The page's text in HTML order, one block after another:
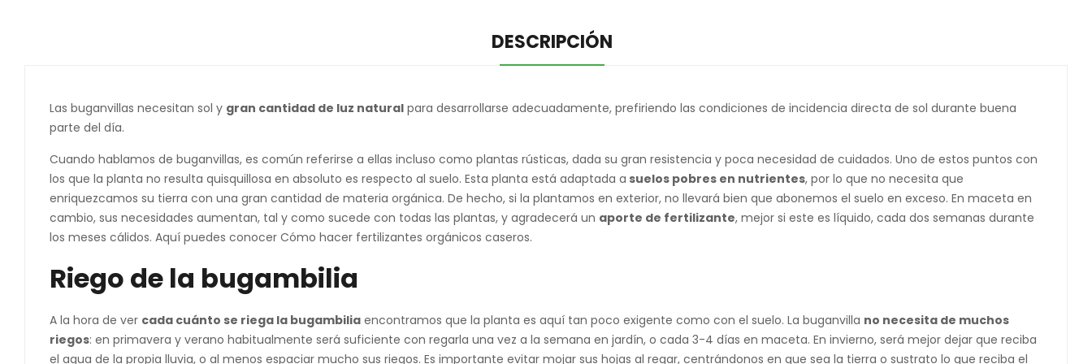
DESCRIPCIÓN
Las buganvillas necesitan sol y gran cantidad de luz natural para desarrollarse adecuadamente, prefiriendo las condiciones de incidencia directa de sol durante buena
parte del día.
Cuando hablamos de buganvillas, es común referirse a ellas incluso como plantas rústicas, dada su gran resistencia y poca necesidad de cuidados. Uno de estos puntos con
los que la planta no resulta quisquillosa en absoluto es respecto al suelo. Esta planta está adaptada a suelos pobres en nutrientes, por lo que no necesita que
enriquezcamos su tierra con una gran cantidad de materia orgánica. De hecho, si la plantamos en exterior, no llevará bien que abonemos el suelo en exceso. En maceta en
cambio, sus necesidades aumentan, tal y como sucede con todas las plantas, y agradecerá un aporte de fertilizante, mejor si este es líquido, cada dos semanas durante
los meses cálidos. Aquí puedes conocer Cómo hacer fertilizantes orgánicos caseros.
Riego de la bugambilia
A la hora de ver cada cuánto se riega la bugambilia encontramos que la planta es aquí tan poco exigente como con el suelo. La buganvilla no necesita de muchos
riegos: en primavera y verano habitualmente será suficiente con regarla una vez a la semana en jardín, o cada 3-4 días en maceta. En invierno, será mejor dejar que reciba
el agua de la propia lluvia, o al menos espaciar mucho sus riegos. Es importante evitar mojar sus hojas al regar, centrándonos en que sea la tierra o sustrato lo que reciba el